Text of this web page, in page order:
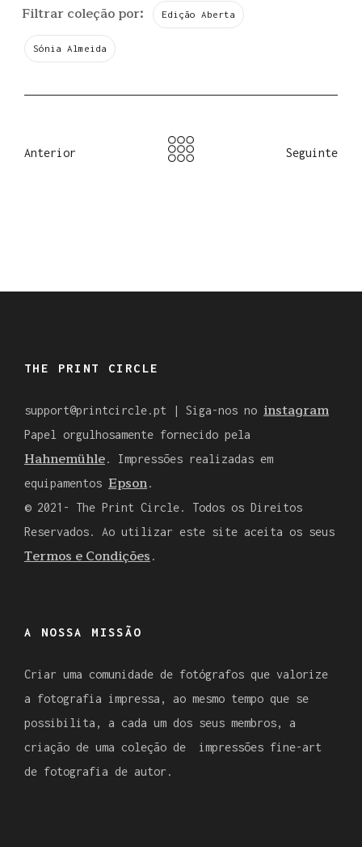
Filtrar coleção por: Edição Aberta
Sónia Almeida
Anterior Seguinte
THE PRINT CIRCLE
support@printcircle.pt | Siga-nos no instagram
Papel orgulhosamente fornecido pela
Hahnemühle. Impressões realizadas em
equipamentos Epson.
© 2021- The Print Circle. Todos os Direitos
Reservados. Ao utilizar este site aceita os seus
Termos e Condições.
A NOSSA MISSÃO
Criar uma comunidade de fotógrafos que valorize
a fotografia impressa, ao mesmo tempo que se
possibilita, a cada um dos seus membros, a
criação de uma coleção de impressões fine-art
de fotografia de autor.